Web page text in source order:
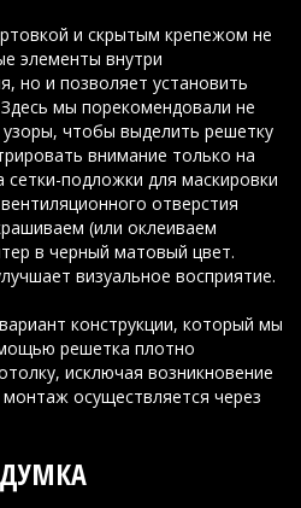
и скрытым крепежом не
элементы внутри
но и позволяет установить
мы порекомендовали не
чтобы выделить решетку
внимание только на
подложки для маскировки
отверстия
(или оклеиваем
в черный матовый цвет.
визуальное восприятие.
конструкции, который мы
решетка плотно
исключая возникновение
осуществляется через